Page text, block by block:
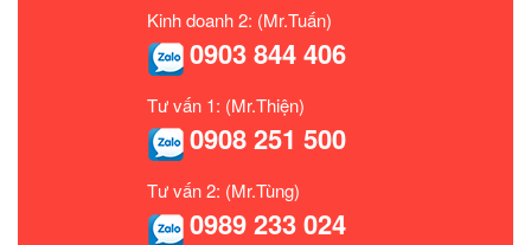
Kinh doanh 2: (Mr.Tuấn)
0903 844 406
Tư vấn 1: (Mr.Thiện)
0908 251 500
Tư vấn 2: (Mr.Tùng)
0989 233 024